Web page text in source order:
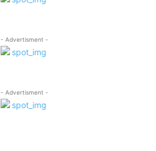
- Advertisment -
- Advertisment -